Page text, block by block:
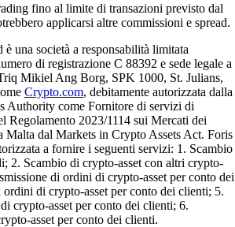
fino al limite di transazioni previsto dal
applicarsi altre commissioni e spread.
una società a responsabilità limitata
di registrazione C 88392 e sede legale a
Mikiel Ang Borg, SPK 1000, St. Julians,
Crypto.com, debitamente autorizzata dalla
Authority come Fornitore di servizi di
Regolamento 2023/1114 sui Mercati dei
Malta dal Markets in Crypto Assets Act. Foris
a fornire i seguenti servizi: 1. Scambio
2. Scambio di crypto-asset con altri crypto-
di ordini di crypto-asset per conto dei
di crypto-asset per conto dei clienti; 5.
crypto-asset per conto dei clienti; 6.
asset per conto dei clienti.